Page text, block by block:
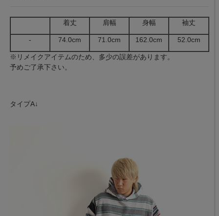
着丈 肩幅 身幅 袖丈
- 74.0cm 71.0cm 162.0cm 52.0cm
※リメイクアイテムのため、多少の誤差があります。
予めご了承下さい。
タイプA↓